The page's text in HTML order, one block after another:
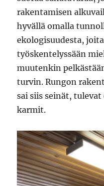
rakentamisen
hyvällä omalla
ekologisuudesta,
työskentelyssään
muutenkin
turvin. Rungon
sai siis seinät,
karmit.